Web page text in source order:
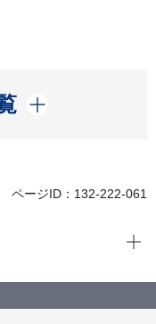
ページID：132-222-061
で支払うことは出来
現在